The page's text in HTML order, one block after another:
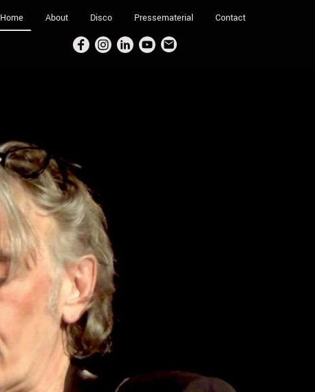
Home About Disco Pressematerial Contact